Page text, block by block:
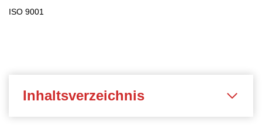
ISO 9001
Inhaltsverzeichnis